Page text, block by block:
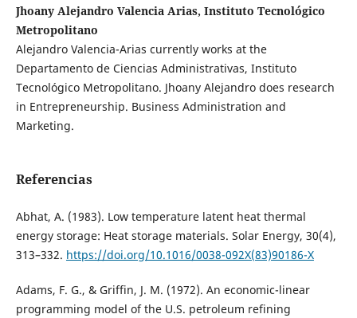
Jhoany Alejandro Valencia Arias, Instituto Tecnológico
Metropolitano
Alejandro Valencia-Arias currently works at the
Departamento de Ciencias Administrativas, Instituto
Tecnológico Metropolitano. Jhoany Alejandro does research
in Entrepreneurship. Business Administration and
Marketing.
Referencias
Abhat, A. (1983). Low temperature latent heat thermal
energy storage: Heat storage materials. Solar Energy, 30(4),
313–332. https://doi.org/10.1016/0038-092X(83)90186-X
Adams, F. G., & Griffin, J. M. (1972). An economic-linear
programming model of the U.S. petroleum refining